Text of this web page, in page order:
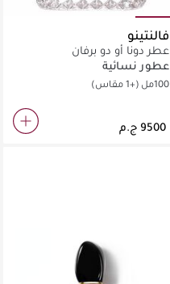
فالنتينو
عطر دونا أو دو برفان
عطور نسائية
100مل (+1 مقاس)